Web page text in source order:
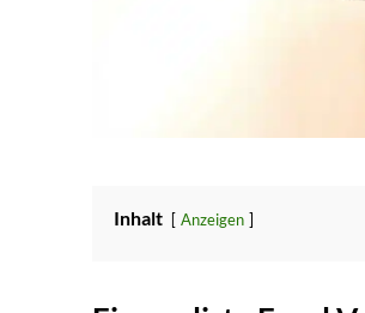
Inhalt Anzeigen